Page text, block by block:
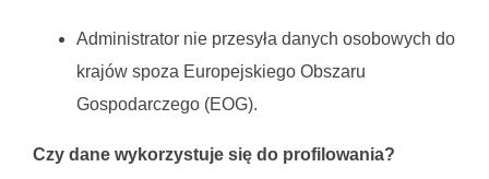
Administrator nie przesyła danych osobowych do
krajów spoza Europejskiego Obszaru
Gospodarczego (EOG).
Czy dane wykorzystuje się do profilowania?